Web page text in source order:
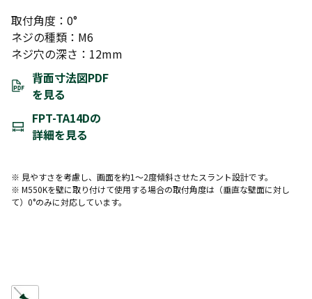
取付角度：0°
ネジの種類：M6
ネジ穴の深さ：12mm
背面寸法図PDF
を見る
FPT-TA14Dの
詳細を見る
※ 見やすさを考慮し、画面を約1～2度傾斜させたスラント設計です。
※ M550Kを壁に取り付けて使用する場合の取付角度は（垂直な壁面に対し
て）0°のみに対応しています。